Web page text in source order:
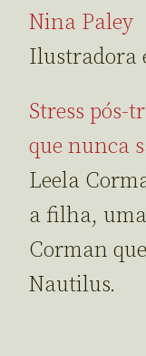
Nina Paley
Ilustradora
Stress pós-
que nunca
Leela
a filha,
Corman
Nautilus.